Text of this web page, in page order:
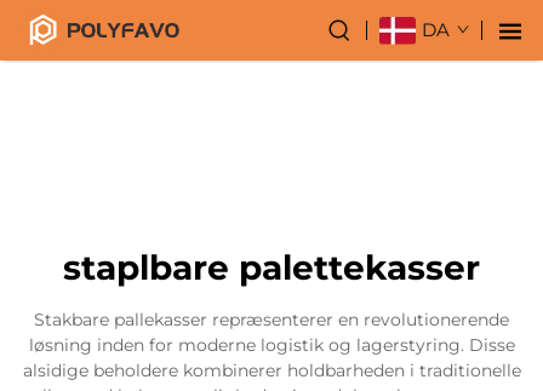
DA
staplbare palettekasser
Stakbare pallekasser repræsenterer en revolutionerende
løsning inden for moderne logistik og lagerstyring. Disse
alsidige beholdere kombinerer holdbarheden i traditionelle